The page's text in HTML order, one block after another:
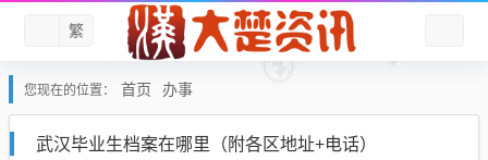
繁
您现在的位置： 首页 办事
武汉毕业生档案在哪里（附各区地址+电话）